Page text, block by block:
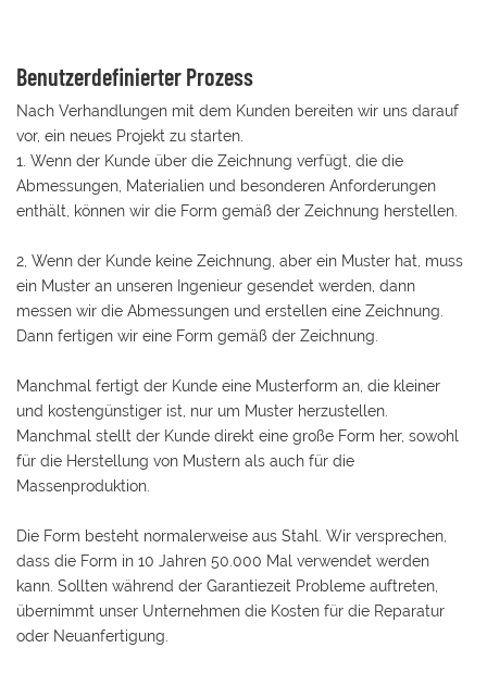
Benutzerdefinierter Prozess
Nach Verhandlungen mit dem Kunden bereiten wir uns darauf
vor, ein neues Projekt zu starten.
1. Wenn der Kunde über die Zeichnung verfügt, die die
Abmessungen, Materialien und besonderen Anforderungen
enthält, können wir die Form gemäß der Zeichnung herstellen.
2, Wenn der Kunde keine Zeichnung, aber ein Muster hat, muss
ein Muster an unseren Ingenieur gesendet werden, dann
messen wir die Abmessungen und erstellen eine Zeichnung.
Dann fertigen wir eine Form gemäß der Zeichnung.
Manchmal fertigt der Kunde eine Musterform an, die kleiner
und kostengünstiger ist, nur um Muster herzustellen.
Manchmal stellt der Kunde direkt eine große Form her, sowohl
für die Herstellung von Mustern als auch für die
Massenproduktion.
Die Form besteht normalerweise aus Stahl. Wir versprechen,
dass die Form in 10 Jahren 50.000 Mal verwendet werden
kann. Sollten während der Garantiezeit Probleme auftreten,
übernimmt unser Unternehmen die Kosten für die Reparatur
oder Neuanfertigung.